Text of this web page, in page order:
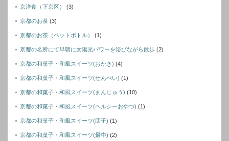
京洋食（下京区） (3)
京都のお茶 (3)
京都のお茶（ペットボトル） (1)
京都の名所にて早朝に太陽光パワーを浴びながら散歩 (2)
京都の和菓子・和風スイーツ(おかき) (4)
京都の和菓子・和風スイーツ(せんぺい) (1)
京都の和菓子・和風スイーツ(まんじゅう) (10)
京都の和菓子・和風スイーツ(ヘルシーおやつ) (1)
京都の和菓子・和風スイーツ(団子) (1)
京都の和菓子・和風スイーツ(最中) (2)